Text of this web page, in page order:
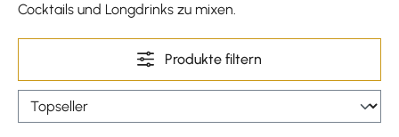
Cocktails und Longdrinks zu mixen.
Produkte filtern